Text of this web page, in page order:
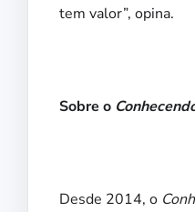
tem valor”, opina.
Sobre o
Desde 2014, o